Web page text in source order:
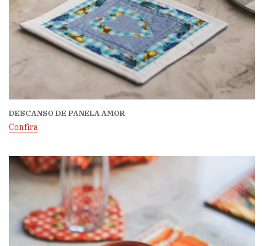
DESCANSO DE PANELA AMOR
Confira